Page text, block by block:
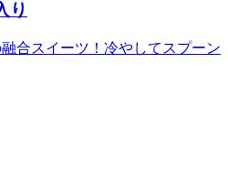
り
合スイーツ！冷やしてスプーン